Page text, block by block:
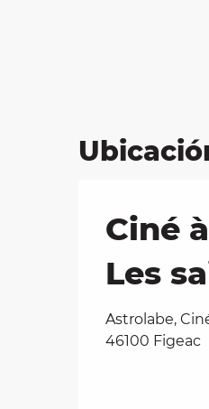
Ciné
Les
Astrolabe,
46100 Figeac